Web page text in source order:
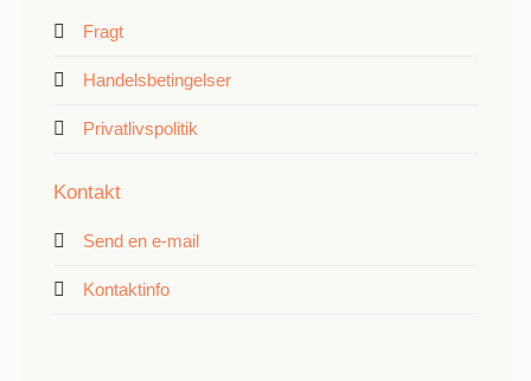
Fragt
Handelsbetingelser
Privatlivspolitik
Kontakt
Send en e-mail
Kontaktinfo